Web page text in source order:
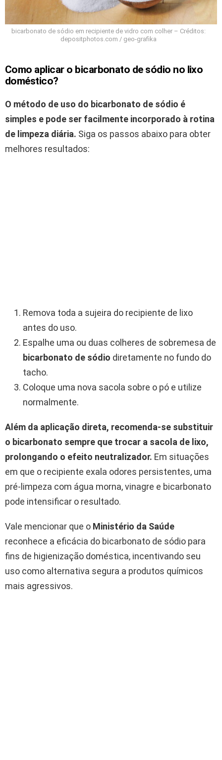
bicarbonato de sódio em recipiente de vidro com colher – Créditos:
depositphotos.com / geo-grafika
Como aplicar o bicarbonato de sódio no lixo
doméstico?
O método de uso do bicarbonato de sódio é
simples e pode ser facilmente incorporado à rotina
de limpeza diária. Siga os passos abaixo para obter
melhores resultados:
Remova toda a sujeira do recipiente de lixo
antes do uso.
Espalhe uma ou duas colheres de sobremesa de
bicarbonato de sódio diretamente no fundo do
tacho.
Coloque uma nova sacola sobre o pó e utilize
normalmente.
Além da aplicação direta, recomenda-se substituir
o bicarbonato sempre que trocar a sacola de lixo,
prolongando o efeito neutralizador. Em situações
em que o recipiente exala odores persistentes, uma
pré-limpeza com água morna, vinagre e bicarbonato
pode intensificar o resultado.
Vale mencionar que o Ministério da Saúde
reconhece a eficácia do bicarbonato de sódio para
fins de higienização doméstica, incentivando seu
uso como alternativa segura a produtos químicos
mais agressivos.